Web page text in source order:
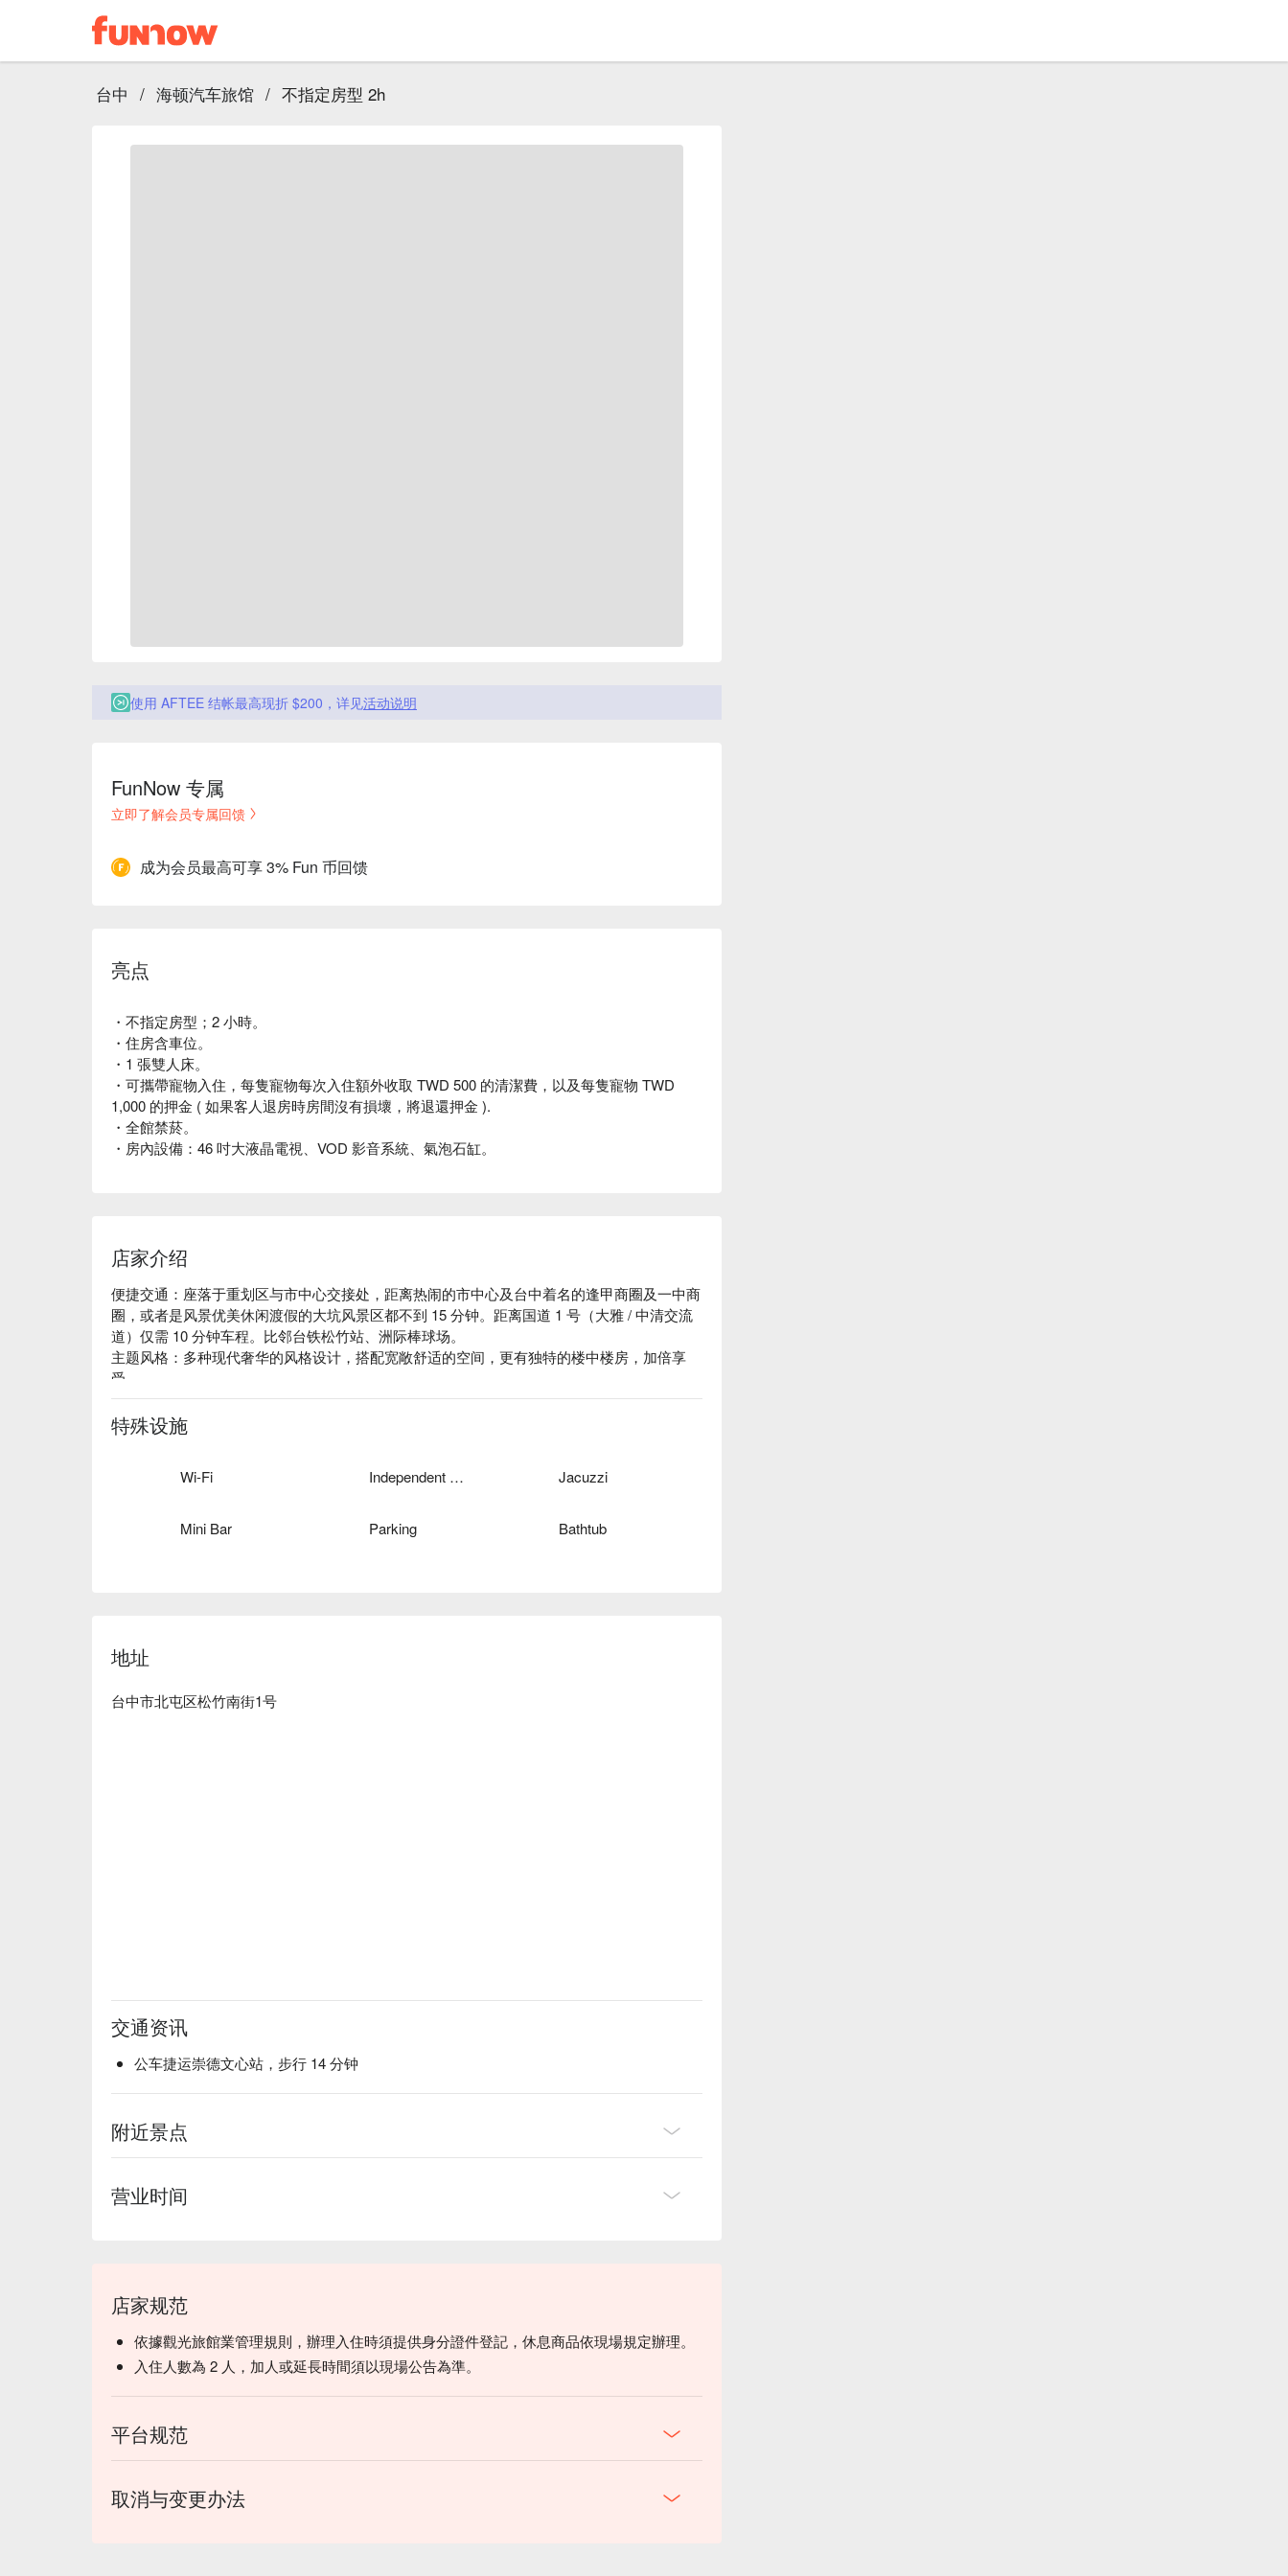
台中 / 海顿汽车旅馆 / 不指定房型 2h
使用 AFTEE 结帐最高现折 $200，详见活动说明
FunNow 专属
立即了解会员专属回馈
成为会员最高可享 3% Fun 币回馈
亮点
・不指定房型；2 小時。
・住房含車位。
・1 張雙人床。
・可攜帶寵物入住，每隻寵物每次入住額外收取 TWD 500 的清潔費，以及每隻寵物 TWD
1,000 的押金 ( 如果客人退房時房間沒有損壞，將退還押金 ).
・全館禁菸。
・房內設備：46 吋大液晶電視、VOD 影音系統、氣泡石缸。
店家介绍
便捷交通：座落于重划区与市中心交接处，距离热闹的市中心及台中着名的逢甲商圈及一中商
圈，或者是风景优美休闲渡假的大坑风景区都不到 15 分钟。距离国道 1 号（大雅 / 中清交流
道）仅需 10 分钟车程。比邻台铁松竹站、洲际棒球场。
主题风格：多种现代奢华的风格设计，搭配宽敞舒适的空间，更有独特的楼中楼房，加倍享
受。
特殊设施
Wi-Fi Independent Garage Jacuzzi
Mini Bar Parking Bathtub
地址
台中市北屯区松竹南街1号
交通资讯
公车捷运崇德文心站，步行 14 分钟
附近景点
营业时间
店家规范
依據觀光旅館業管理規則，辦理入住時須提供身分證件登記，休息商品依現場規定辦理。
入住人數為 2 人，加人或延長時間須以現場公告為準。
平台规范
取消与变更办法